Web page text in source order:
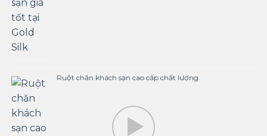
Ruột chăn khách sạn cao cấp chất lượng